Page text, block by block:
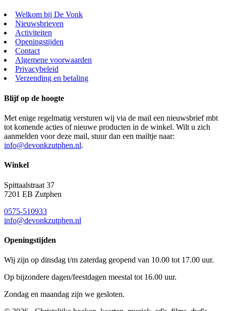
Welkom bij De Vonk
Nieuwsbrieven
Activiteiten
Openingstijden
Contact
Algemene voorwaarden
Privacybeleid
Verzending en betaling
Blijf op de hoogte
Met enige regelmatig versturen wij via de mail een nieuwsbrief mbt
tot komende acties of nieuwe producten in de winkel. Wilt u zich
aanmelden voor deze mail, stuur dan een mailtje naar:
info@devonkzutphen.nl.
Winkel
Spittaalstraat 37
7201 EB Zutphen
0575-510933
info@devonkzutphen.nl
Openingstijden
Wij zijn op dinsdag t/m zaterdag geopend van 10.00 tot 17.00 uur.
Op bijzondere dagen/feestdagen meestal tot 16.00 uur.
Zondag en maandag zijn we gesloten.